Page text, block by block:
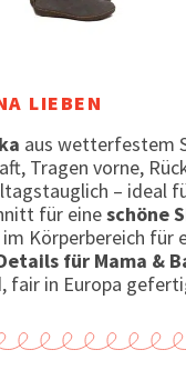
LIEBEN
aus wetterfestem
Tragen vorne,
– ideal
für eineschöne
Körperbereich
für Mama &
fair in Europa